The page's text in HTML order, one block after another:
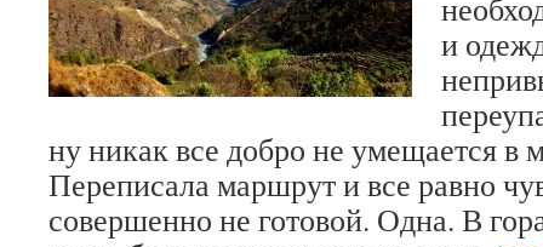
и
ну никак все добро не умещается в
Переписала маршрут и все равно
совершенно не готовой. Одна. В